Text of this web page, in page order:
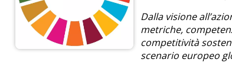
Dalla visione
metriche,
competitività
scenario europeo